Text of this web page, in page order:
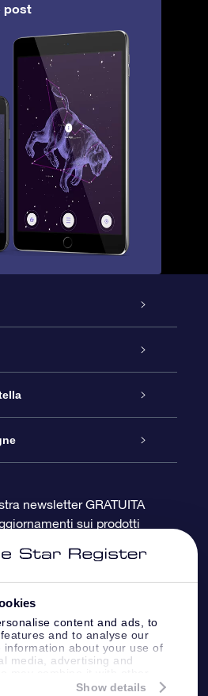
content and ads, to
and to analyse our
about your use of
media, advertising and
provided to them or that
Show details
post
the stars’
newsletter GRATUITA
sui prodotti